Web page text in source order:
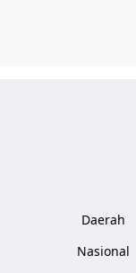
Daerah
Nasional